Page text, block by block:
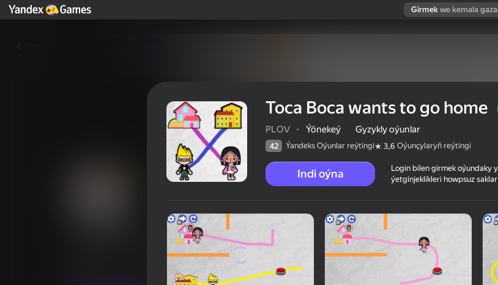
Girmek we kemala
Toca Boca wants to go home
Oýunçylaryň reýtingi
Gyzykly oýunlar PLOV
Toca Boca wants to go home
PLOV · Ýönekeý Gyzykly oýunlar
42 Ýandeks Oýunlar reýtingi 3,6 Oýunçylaryň reýtingi
Indi oýna
Login bilen girmek oýundaky
ýetginjeklikleri howpsuz saklar